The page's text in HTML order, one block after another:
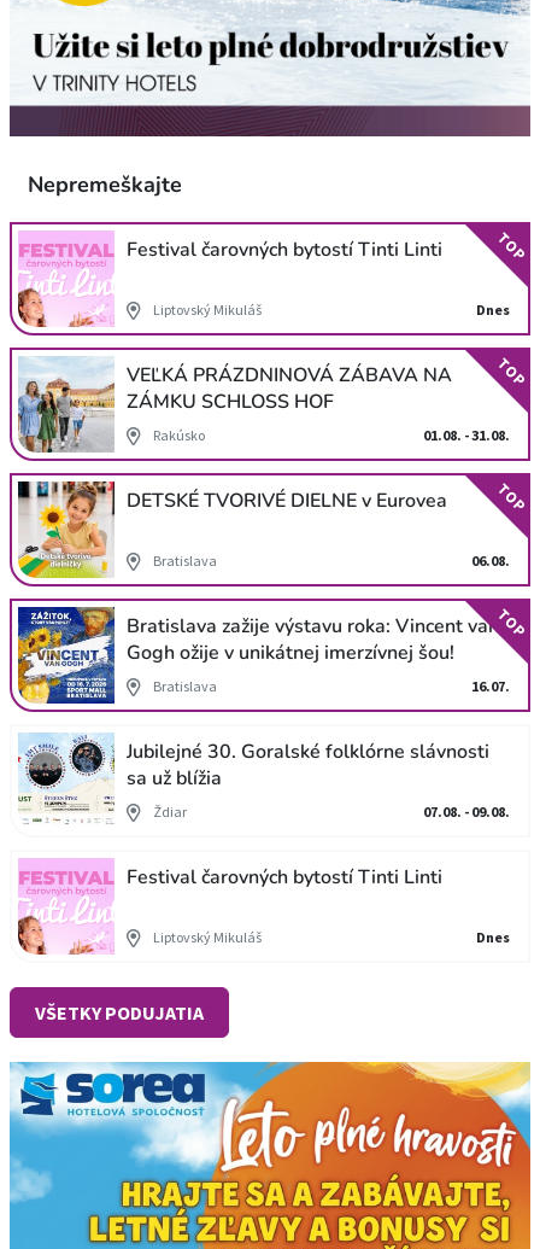
Nepremeškajte
Festival čarovných bytostí Tinti Linti
Liptovský Mikuláš Dnes
TOP
VEĽKÁ PRÁZDNINOVÁ ZÁBAVA NA
ZÁMKU SCHLOSS HOF
Rakúsko 01.08. - 31.08.
TOP
DETSKÉ TVORIVÉ DIELNE v Eurovea
Bratislava 06.08.
TOP
Bratislava zažije výstavu roka: Vincent van
Gogh ožije v unikátnej imerzívnej šou!
Bratislava 16.07.
TOP
Jubilejné 30. Goralské folklórne slávnosti
sa už blížia
Ždiar 07.08. - 09.08.
Festival čarovných bytostí Tinti Linti
Liptovský Mikuláš Dnes
VŠETKY PODUJATIA